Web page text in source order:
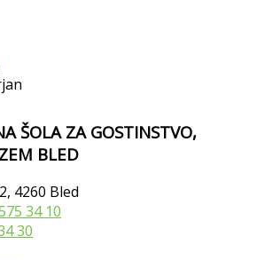
ŠOLA ZA GOSTINSTVO,
BLED
4260 Bled
34 10
30